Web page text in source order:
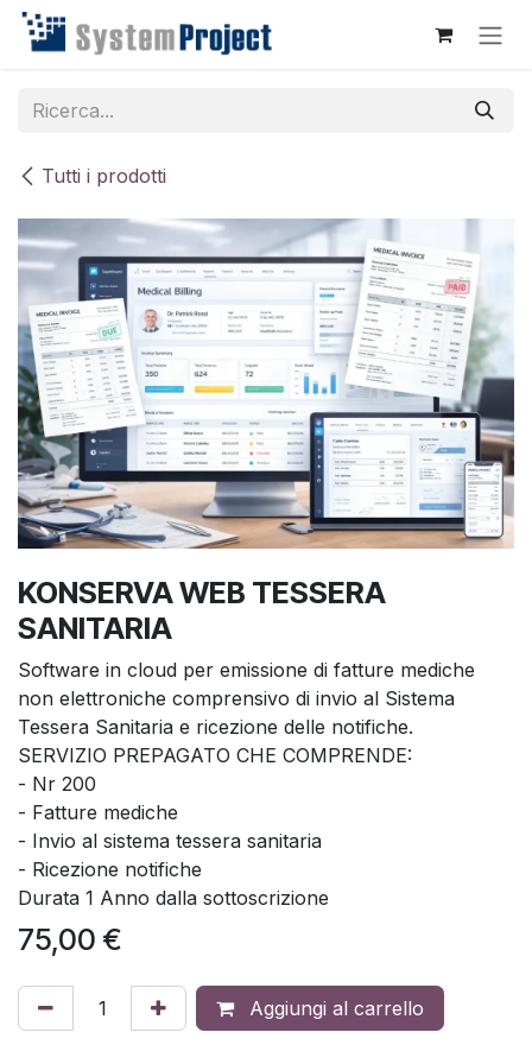
Passa al contenuto
Tutti i prodotti
KONSERVA WEB TESSERA
SANITARIA
Software in cloud per emissione di fatture mediche
non elettroniche comprensivo di invio al Sistema
Tessera Sanitaria e ricezione delle notifiche.
SERVIZIO PREPAGATO CHE COMPRENDE:
- Nr 200
- Fatture mediche
- Invio al sistema tessera sanitaria
- Ricezione notifiche
Durata 1 Anno dalla sottoscrizione
75,00 €
Aggiungi al carrello